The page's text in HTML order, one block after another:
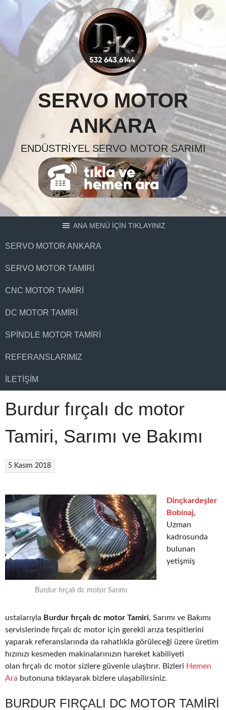
Skip
content
SERVO MOTOR
ANKARA
ENDÜSTRIYEL SERVO MOTOR SARIMI
ANA MENÜ İÇİN TIKLAYINIZ
SERVO MOTOR ANKARA
SERVO MOTOR TAMIRI
CNC MOTOR TAMIRI
DC MOTOR TAMIRI
SPINDLE MOTOR TAMIRI
REFERANSLARIMIZ
İLETIŞIM
Burdur fırçalı dc motor
Tamiri, Sarımı ve Bakımı
5 Kasım 2018
Burdur fırçalı dc motor Sarımı
Dinçkardeşler
Bobinaj,
Uzman
kadrosunda
bulunan
yetişmiş
ustalarıyla Burdur fırçalı dc motor Tamiri, Sarımı ve Bakımı
servislerinde fırçalı dc motor için gerekli arıza tespitlerini
yaparak referanslarında da rahatlıkla görüleceği üzere üretim
hızınızı kesmeden makinalarınızın hareket kabiliyeti
olan fırçalı dc motor sizlere güvenle ulaştırır. Bizleri Hemen
Ara butonuna tıklayarak bizlere ulaşabilirsiniz.
BURDUR FIRÇALI DC MOTOR TAMIRI